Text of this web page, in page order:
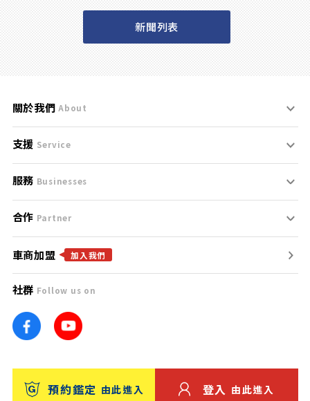
新聞列表
關於我們 About
刊登規範
服務條款
免責聲明
隱私權政策
團隊
車訊網
台灣優良中古車商大獎
支援 Service
支援中心
聯絡我們
服務 Businesses
什麼是Goo鑑定？
找好車
找好店
找海外車
消費者評價
合作 Partner
合作夥伴
廣告合作
車商加盟 加入我們
社群 Follow us on
預約鑑定 由此進入 登入 由此進入